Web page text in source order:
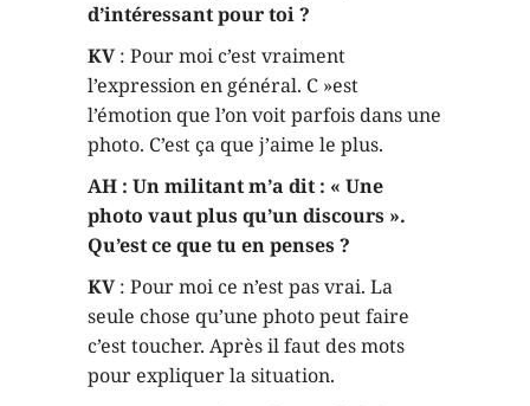
d’intéressant pour toi ?
KV : Pour moi c’est vraiment
l’expression en général. C »est
l’émotion que l’on voit parfois dans une
photo. C’est ça que j’aime le plus.
AH : Un militant m’a dit : « Une
photo vaut plus qu’un discours ».
Qu’est ce que tu en penses ?
KV : Pour moi ce n’est pas vrai. La
seule chose qu’une photo peut faire
c’est toucher. Après il faut des mots
pour expliquer la situation.